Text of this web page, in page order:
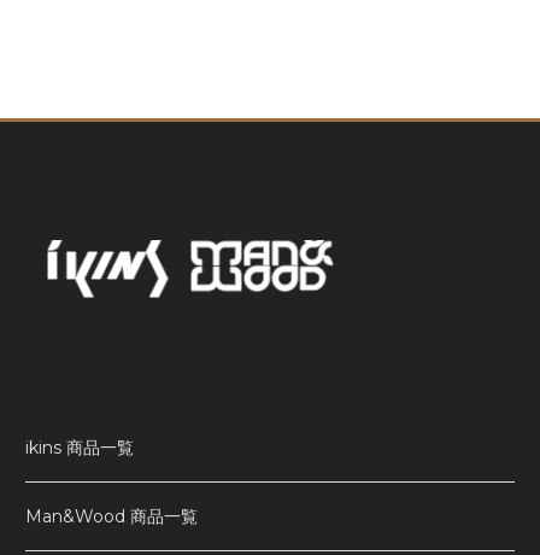
ikins 商品一覧
Man&Wood 商品一覧